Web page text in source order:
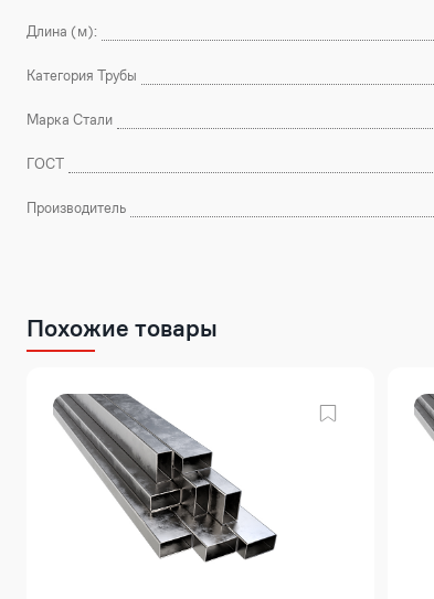
Длина (м):
Категория Трубы
Марка Стали
ГОСТ
Производитель
Похожие товары